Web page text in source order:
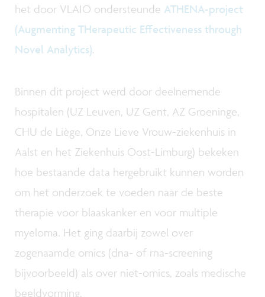
het door VLAIO ondersteunde ATHENA-project
(Augmenting THerapeutic Effectiveness through
Novel Analytics).
Binnen dit project werd door deelnemende
hospitalen (UZ Leuven, UZ Gent, AZ Groeninge,
CHU de Liège, Onze Lieve Vrouw-ziekenhuis in
Aalst en het Ziekenhuis Oost-Limburg) bekeken
hoe bestaande data hergebruikt kunnen worden
om het onderzoek te voeden naar de beste
therapie voor blaaskanker en voor multiple
myeloma. Het ging daarbij zowel over
zogenaamde omics (dna- of rna-screening
bijvoorbeeld) als over niet-omics, zoals medische
beeldvorming.